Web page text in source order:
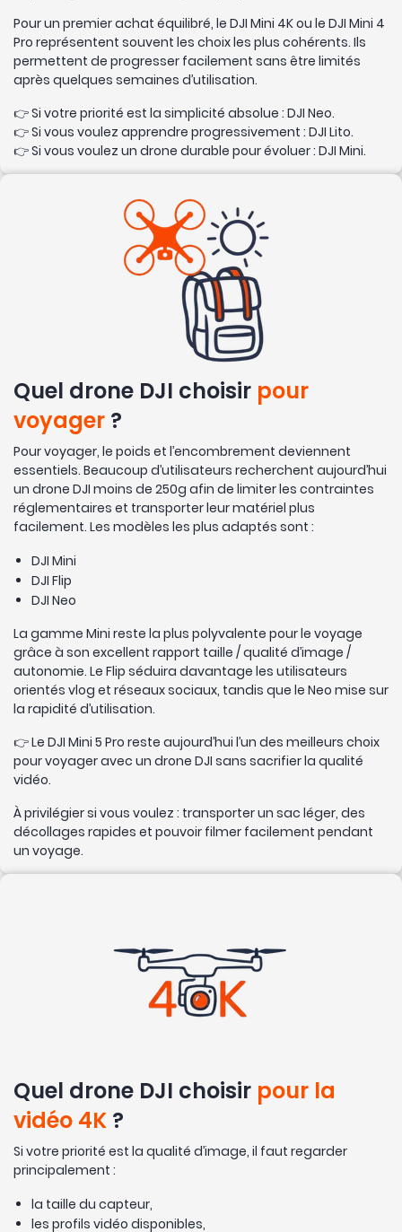
Pour un premier achat équilibré, le DJI Mini 4K ou le DJI Mini 4
Pro représentent souvent les choix les plus cohérents. Ils
permettent de progresser facilement sans être limités
après quelques semaines d’utilisation.
Si votre priorité est la simplicité absolue : DJI Neo.
Si vous voulez apprendre progressivement : DJI Lito.
Si vous voulez un drone durable pour évoluer : DJI Mini.
Quel drone DJI choisir pour
voyager ?
Pour voyager, le poids et l’encombrement deviennent
essentiels. Beaucoup d’utilisateurs recherchent aujourd’hui
un drone DJI moins de 250g afin de limiter les contraintes
réglementaires et transporter leur matériel plus
facilement. Les modèles les plus adaptés sont :
DJI Mini
DJI Flip
DJI Neo
La gamme Mini reste la plus polyvalente pour le voyage
grâce à son excellent rapport taille / qualité d’image /
autonomie. Le Flip séduira davantage les utilisateurs
orientés vlog et réseaux sociaux, tandis que le Neo mise sur
la rapidité d’utilisation.
Le DJI Mini 5 Pro reste aujourd’hui l’un des meilleurs choix
pour voyager avec un drone DJI sans sacrifier la qualité
vidéo.
À privilégier si vous voulez : transporter un sac léger, des
décollages rapides et pouvoir filmer facilement pendant
un voyage.
Quel drone DJI choisir pour la
vidéo 4K ?
Si votre priorité est la qualité d’image, il faut regarder
principalement :
la taille du capteur,
les profils vidéo disponibles,